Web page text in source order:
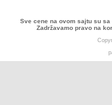
Sve cene na ovom sajtu su
Zadržavamo pravo na